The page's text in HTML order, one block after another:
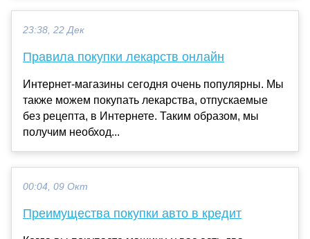
23:38, 22 Дек
Правила покупки лекарств онлайн
Интернет-магазины сегодня очень популярны. Мы
также можем покупать лекарства, отпускаемые
без рецепта, в Интернете. Таким образом, мы
получим необход...
00:04, 09 Окт
Преимущества покупки авто в кредит